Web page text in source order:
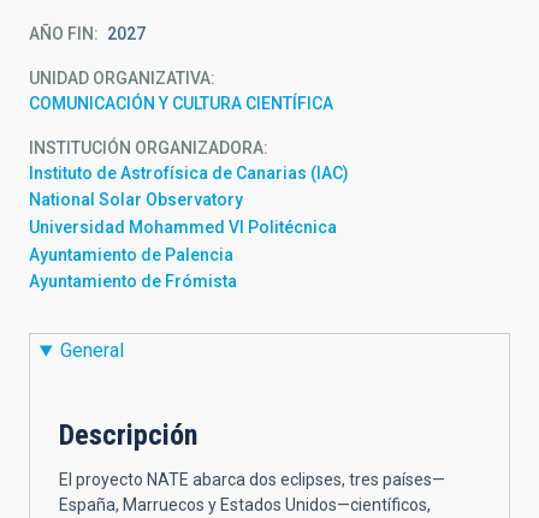
AÑO FIN 2027
UNIDAD ORGANIZATIVA
COMUNICACIÓN Y CULTURA CIENTÍFICA
INSTITUCIÓN ORGANIZADORA
Instituto de Astrofísica de Canarias (IAC)
National Solar Observatory
Universidad Mohammed VI Politécnica
Ayuntamiento de Palencia
Ayuntamiento de Frómista
General
Descripción
El proyecto NATE abarca dos eclipses, tres países—
España, Marruecos y Estados Unidos—científicos,